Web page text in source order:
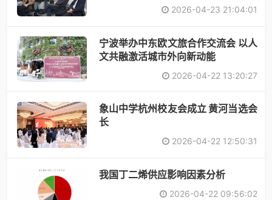
2026-04-23 21:04:01
宁波举办中东欧文旅合作交流会 以人
文共融激活城市外向新动能
2026-04-22 13:20:27
象山中学杭州校友会成立 黄河当选会
长
2026-04-22 12:50:31
​我国丁二烯供应影响因素分析
2026-04-22 09:56:02